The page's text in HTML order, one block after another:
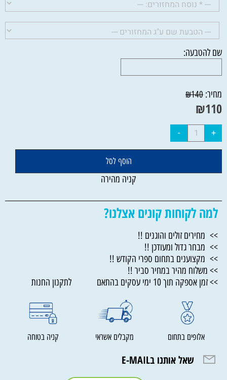
שם להטבעה:
מחיר: ₪140
₪110
הוסף לסל
קניה מהירה
למה לקוחות קונים אצלנו?
>> מחירים זולים והוגנים !!
>> מבחר גדול ומעודכן !!
>> מקצוענים בתחום ספרי הקודש !!
>> משלוח מהיר במחיר סביר !!
>> זמן אספקה תוך 10 ימי עסקים בהתאם לתקנון החנות
אלופים בתחום מקבלים אשראי קניה בטוחה
שאל אותנו בE-MAIL